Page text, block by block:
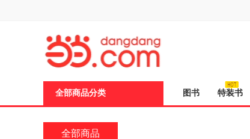
全部商品分类 图书 特装书
全部商品
页